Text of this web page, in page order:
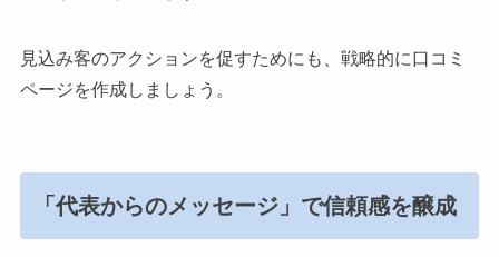
見込み客のアクションを促すためにも、戦略的に口コミ
ページを作成しましょう。
「代表からのメッセージ」で信頼感を醸成